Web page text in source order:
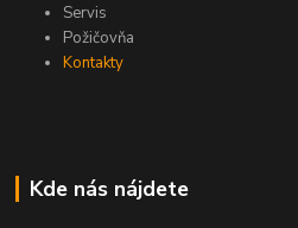
Servis
Požičovňa
Kontakty
Kde nás nájdete